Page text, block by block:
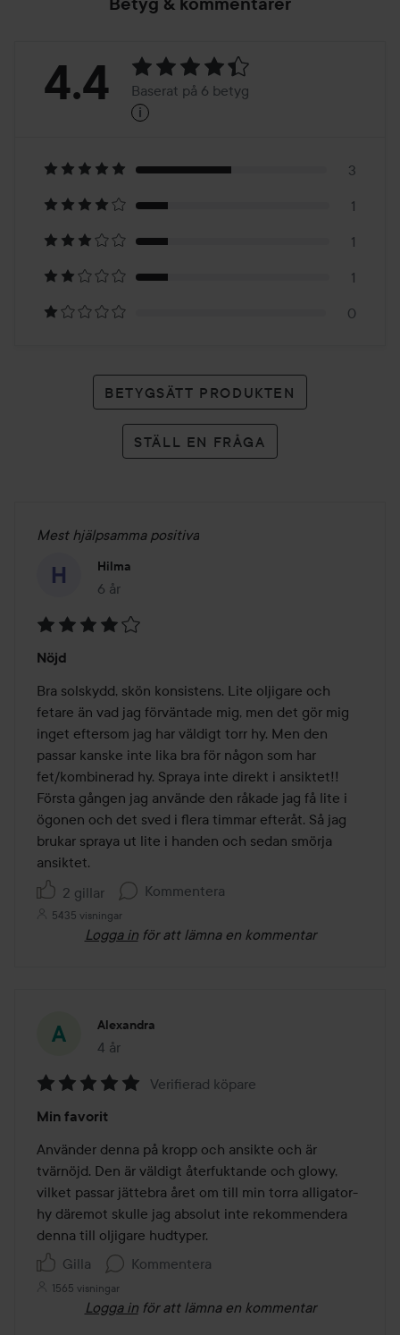
Betyg:
Baserat
på
6
betyg
4.4 Baserat på 6 betyg
i
3
1
1
1
0
BETYGSÄTT PRODUKTEN
STÄLL EN FRÅGA
Mest hjälpsamma positiva
Hilma
6 år
Inlägget skapades 6 år
4
av
5
Nöjd
Bra solskydd, skön konsistens. Lite oljigare och
fetare än vad jag förväntade mig, men det gör mig
inget eftersom jag har väldigt torr hy. Men den
passar kanske inte lika bra för någon som har
fet/kombinerad hy. Spraya inte direkt i ansiktet!!
Första gången jag använde den råkade jag få lite i
ögonen och det sved i flera timmar efteråt. Så jag
brukar spraya ut lite i handen och sedan smörja
ansiktet.
2 gillar
Kommentera
5435 visningar
Logga in för att lämna en kommentar
Alexandra
4 år
Inlägget skapades 4 år
5
av
5
Verifierad köpare
Min favorit
Använder denna på kropp och ansikte och är
tvärnöjd. Den är väldigt återfuktande och glowy,
vilket passar jättebra året om till min torra alligator-
hy däremot skulle jag absolut inte rekommendera
denna till oljigare hudtyper.
Gilla
Kommentera
1565 visningar
Logga in för att lämna en kommentar